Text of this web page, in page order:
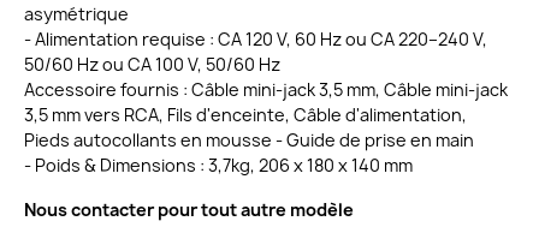
asymétrique
- Alimentation requise : CA 120 V, 60 Hz ou CA 220–240 V,
50/60 Hz ou CA 100 V, 50/60 Hz
Accessoire fournis : Câble mini-jack 3,5 mm, Câble mini-jack
3,5 mm vers RCA, Fils d'enceinte, Câble d'alimentation,
Pieds autocollants en mousse - Guide de prise en main
- Poids & Dimensions : 3,7kg, 206 x 180 x 140 mm
Nous contacter pour tout autre modèle